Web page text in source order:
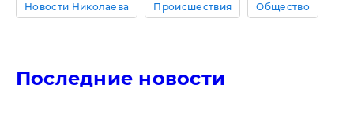
Новости Николаева Происшествия Общество
Последние новости